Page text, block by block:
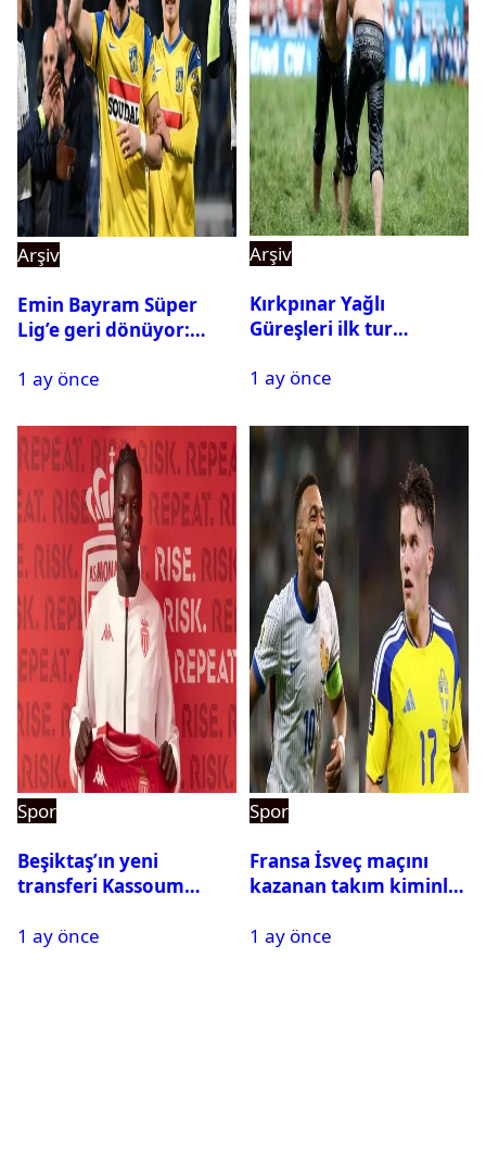
Arşiv
Emin Bayram Süper
Lig’e geri dönüyor:
1 ay önce
Arşiv
Kırkpınar Yağlı
Güreşleri ilk tur
2. tura geçen
1 ay önce
Spor
Beşiktaş’ın yeni
transferi Kassoum
gelecek? Resmi
1 ay önce
Spor
Fransa İsveç maçını
kazanan takım kiminle
turundaki rakip belli
1 ay önce